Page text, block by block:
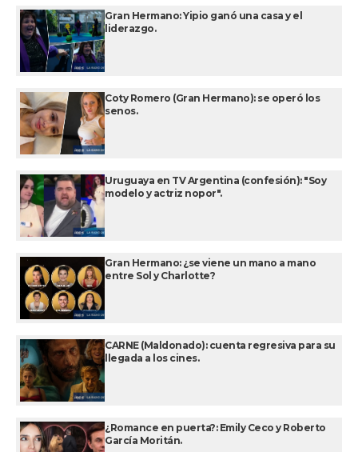
Gran Hermano: Yipio ganó una casa y el
liderazgo.
Coty Romero (Gran Hermano): se operó los
senos.
Uruguaya en TV Argentina (confesión): "Soy
modelo y actriz nopor".
Gran Hermano: ¿se viene un mano a mano
entre Sol y Charlotte?
CARNE (Maldonado): cuenta regresiva para su
llegada a los cines.
¿Romance en puerta?: Emily Ceco y Roberto
García Moritán.